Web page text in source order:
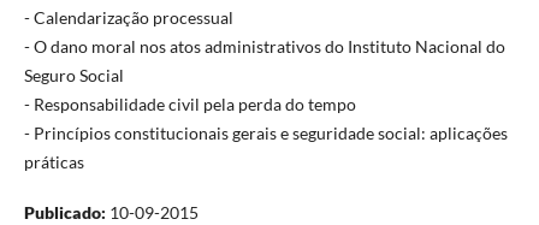
- Calendarização processual
- O dano moral nos atos administrativos do Instituto Nacional do
Seguro Social
- Responsabilidade civil pela perda do tempo
- Princípios constitucionais gerais e seguridade social: aplicações
práticas
Publicado: 10-09-2015